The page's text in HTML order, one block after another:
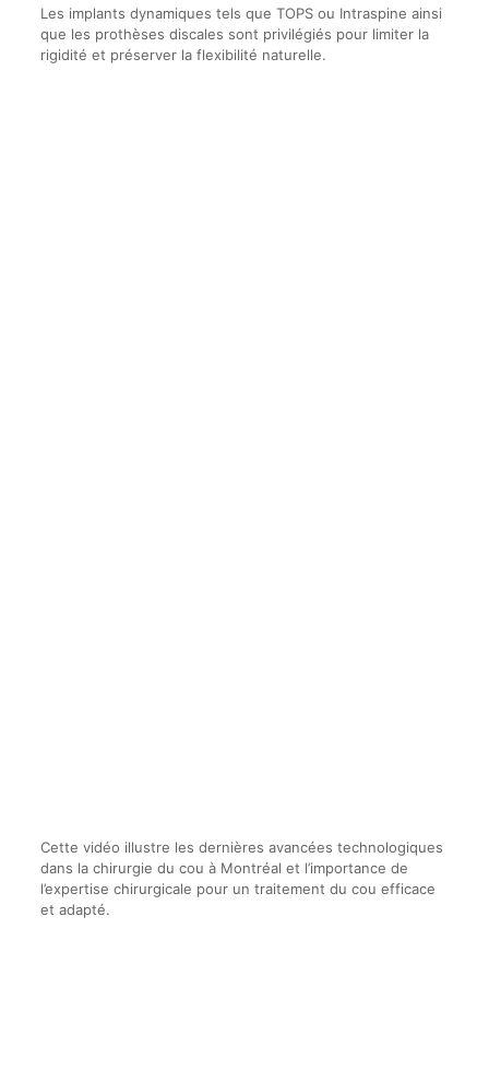
Les implants dynamiques tels que TOPS ou Intraspine ainsi
que les prothèses discales sont privilégiés pour limiter la
rigidité et préserver la flexibilité naturelle.
Cette vidéo illustre les dernières avancées technologiques
dans la chirurgie du cou à Montréal et l’importance de
l’expertise chirurgicale pour un traitement du cou efficace
et adapté.